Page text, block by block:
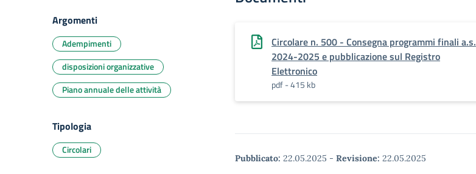
Circolare n. 500 - Consegna programmi finali a.s.
2024-2025 e pubblicazione sul Registro
Elettronico
pdf - 415 kb
Pubblicato: 22.05.2025 - Revisione: 22.05.2025
Argomenti
Adempimenti
disposizioni organizzative
Piano annuale delle attività
Tipologia
Circolari